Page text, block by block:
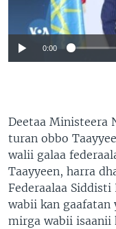
0:00
Deetaa Ministeera
turan obbo
walii galaa
Taayyeen, harra
Federaalaa
wabii kan
mirga wabii